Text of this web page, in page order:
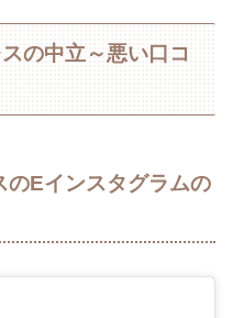
の中立～悪い口コ
のEインスタグラムの